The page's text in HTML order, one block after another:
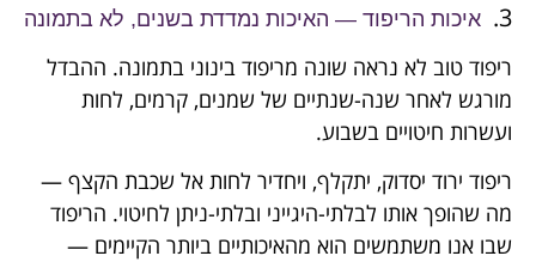
3. איכות הריפוד — האיכות נמדדת בשנים, לא בתמונה
ריפוד טוב לא נראה שונה מריפוד בינוני בתמונה. ההבדל
מורגש לאחר שנה-שנתיים של שמנים, קרמים, לחות
ועשרות חיטויים בשבוע.
ריפוד ירוד יסדוק, יתקלף, ויחדיר לחות אל שכבת הקצף —
מה שהופך אותו לבלתי-היגייני ובלתי-ניתן לחיטוי. הריפוד
שבו אנו משתמשים הוא מהאיכותיים ביותר הקיימים —